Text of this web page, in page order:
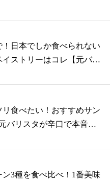
日本でしか食べられない
ストリーはコレ【元バリ
リ食べたい！おすすめサン
バリスタが辛口で本音を
ン3種を食べ比べ！1番美味